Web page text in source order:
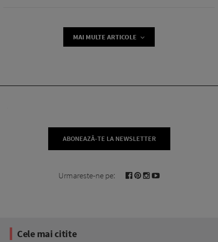
MAI MULTE ARTICOLE
ABONEAZĂ-TE LA NEWSLETTER
Urmareste-ne pe:
Cele mai citite